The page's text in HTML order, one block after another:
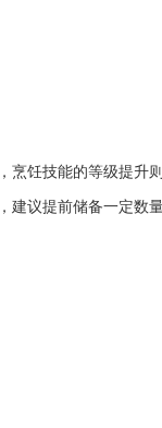
烹饪技能的等级提升
建议提前储备一定数